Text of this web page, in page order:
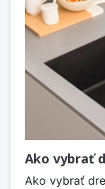
Ako vybrať
Ako vybrať